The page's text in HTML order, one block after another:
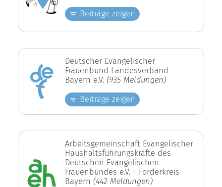
Beiträge zeigen
Deutscher Evangelischer
Frauenbund Landesverband
Bayern e.V. (935 Meldungen)
Beiträge zeigen
Arbeitsgemeinschaft Evangelischer
Haushaltsführungskräfte des
Deutschen Evangelischen
Frauenbundes e.V. - Förderkreis
Bayern (442 Meldungen)